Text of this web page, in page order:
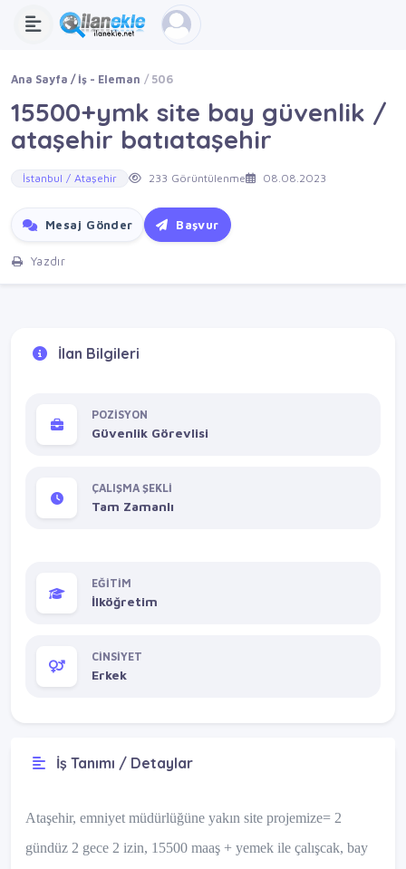
Ana Sayfa İş - Eleman 506
15500+ymk site bay güvenlik /
ataşehir batıataşehir
İstanbul / Ataşehir 233 Görüntülenme 08.08.2023
Mesaj Gönder Başvur
Yazdır
İlan Bilgileri
POZİSYON
Güvenlik Görevlisi
ÇALIŞMA ŞEKLİ
Tam Zamanlı
EĞİTİM
İlköğretim
CİNSİYET
Erkek
İş Tanımı / Detaylar
Ataşehir, emniyet müdürlüğüne yakın site projemize= 2
gündüz 2 gece 2 izin, 15500 maaş + yemek ile çalışcak, bay